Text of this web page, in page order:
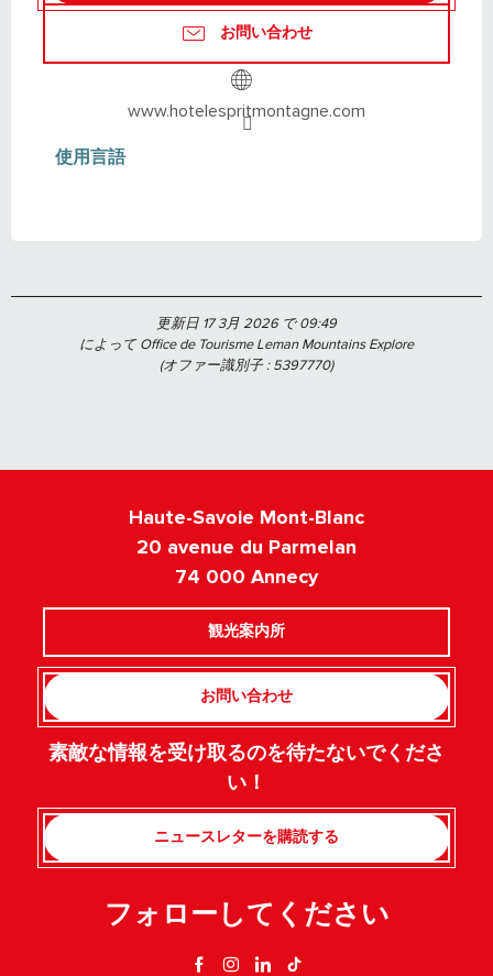
お問い合わせ
www.hotelespritmontagne.com
使用言語
使用言語
更新日 17 3月 2026 で 09:49
によって Office de Tourisme Leman Mountains Explore
(オファー識別子 :5397770)
Haute-Savoie Mont-Blanc
20 avenue du Parmelan
74 000 Annecy
観光案内所
お問い合わせ
素敵な情報を受け取るのを待たないでくださ
い！
ニュースレターを購読する
フォローしてください